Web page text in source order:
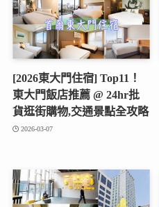
[2026東大門住宿] Top11！
東大門飯店推薦 @ 24hr批
貨逛街購物,交通景點全攻略
2026-03-07